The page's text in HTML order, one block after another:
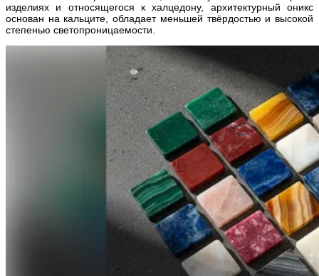
изделиях и относящегося к халцедону, архитектурный оникс
основан на кальците, обладает меньшей твёрдостью и высокой
степенью светопроницаемости.